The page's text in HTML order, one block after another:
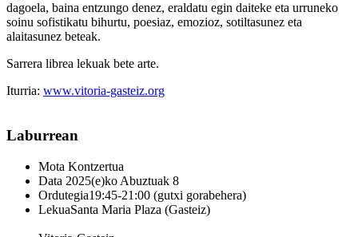
dagoela, baina entzungo denez, eraldatu egin daiteke eta urruneko
soinu sofistikatu bihurtu, poesiaz, emozioz, sotiltasunez eta
alaitasunez beteak.
Sarrera librea lekuak bete arte.
Iturria: www.vitoria-gasteiz.org
Laburrean
Mota Kontzertua
Data 2025(e)ko Abuztuak 8
Ordutegia19:45-21:00 (gutxi gorabehera)
LekuaSanta Maria Plaza (Gasteiz)